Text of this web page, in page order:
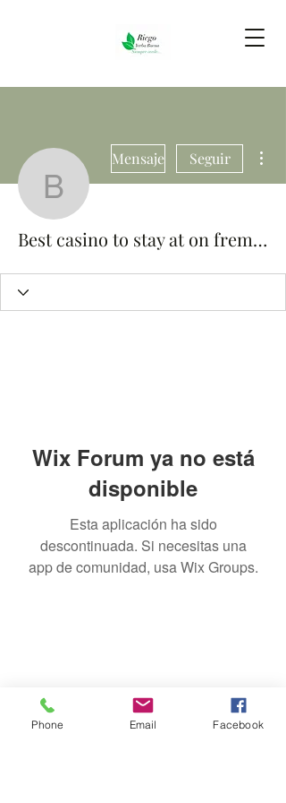
Best casino to
Mensaje Seguir
Best casino to stay at on fremont street
Wix Forum ya no está
disponible
Esta aplicación ha sido
descontinuada. Si necesitas una
app de comunidad, usa Wix Groups.
Riego Yerba Buena
Phone Email Facebook